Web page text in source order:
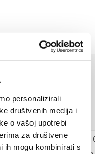
personalizirali
društvenih medija i
o vašoj upotrebi
za društvene
ih mogu kombinirati s